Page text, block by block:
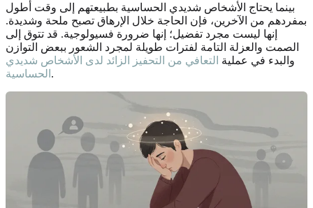
بينما يحتاج الأشخاص شديدي الحساسية بطبيعتهم إلى وقت أطول
بمفردهم من الآخرين، فإن الحاجة خلال الإرهاق تصبح ملحة وشديدة.
إنها ليست مجرد تفضيل؛ إنها ضرورة فسيولوجية. قد تتوق إلى
الصمت والعزلة التامة لفترات طويلة لمجرد الشعور ببعض التوازن
والبدء في عملية التعافي من التحفيز الزائد لدى الأشخاص شديدي
الحساسية .